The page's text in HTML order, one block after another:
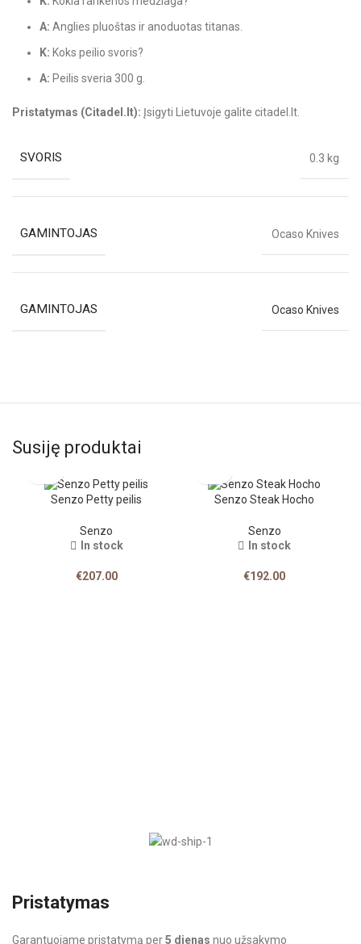
A: Anglies pluoštas ir anoduotas titanas.
K: Koks peilio svoris?
A: Peilis sveria 300 g.
Pristatymas (Citadel.lt): Įsigyti Lietuvoje galite citadel.lt.
SVORIS 0.3 kg
GAMINTOJAS Ocaso Knives
GAMINTOJAS Ocaso Knives
Susiję produktai
Senzo Petty peilis
Senzo
In stock
€207.00
Senzo Steak Hocho
Senzo
In stock
€192.00
Pristatymas
Garantuojame pristatymą per5 dienas nuo užsakymo